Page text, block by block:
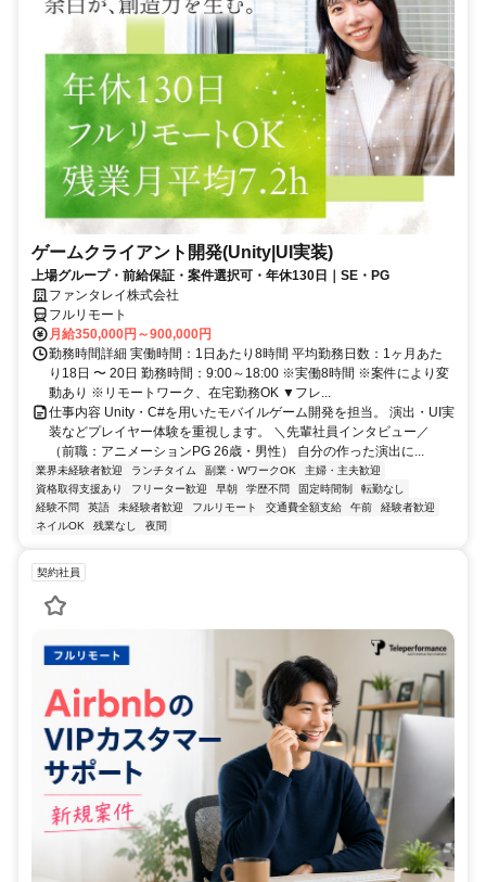
ゲームクライアント開発(Unity|UI実装)
上場グループ・前給保証・案件選択可・年休130日｜SE・PG
ファンタレイ株式会社
フルリモート
月給350,000円～900,000円
勤務時間詳細 実働時間：1日あたり8時間 平均勤務日数：1ヶ月あた
り18日 〜 20日 勤務時間：9:00～18:00 ※実働8時間 ※案件により変
動あり ※リモートワーク、在宅勤務OK ▼フレ...
仕事内容 Unity・C#を用いたモバイルゲーム開発を担当。 演出・UI実
装などプレイヤー体験を重視します。 ＼先輩社員インタビュー／
（前職：アニメーションPG 26歳・男性） 自分の作った演出に...
業界未経験者歓迎 ランチタイム 副業・WワークOK
主婦・主夫歓迎
資格取得支援あり
フリーター歓迎 早朝 学歴不問 固定時間制
転勤なし
経験不問
英語 未経験者歓迎 フルリモート 交通費全額支給 午前
経験者歓迎
ネイルOK
残業なし 夜間
契約社員